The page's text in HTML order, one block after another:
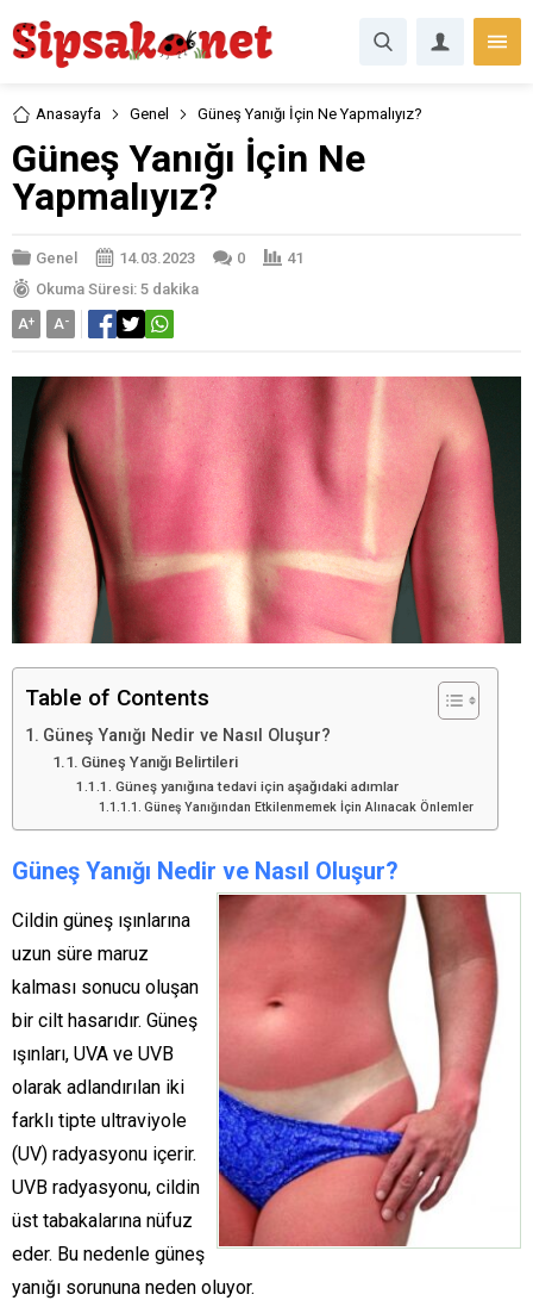
Anasayfa Genel Güneş Yanığı İçin Ne Yapmalıyız?
Güneş Yanığı İçin Ne
Yapmalıyız?
Genel 14.03.2023 0
41
Okuma Süresi: 5 dakika
A+ A-
Table of Contents
Güneş Yanığı Nedir ve Nasıl Oluşur?
Güneş Yanığı Belirtileri
Güneş yanığına tedavi için aşağıdaki adımlar
Güneş Yanığından Etkilenmemek İçin Alınacak Önlemler
Güneş Yanığı Nedir ve Nasıl Oluşur?
Cildin güneş ışınlarına
uzun süre maruz
kalması sonucu oluşan
bir cilt hasarıdır. Güneş
ışınları, UVA ve UVB
olarak adlandırılan iki
farklı tipte ultraviyole
(UV) radyasyonu içerir.
UVB radyasyonu, cildin
üst tabakalarına nüfuz
eder. Bu nedenle güneş
yanığı sorununa neden oluyor.